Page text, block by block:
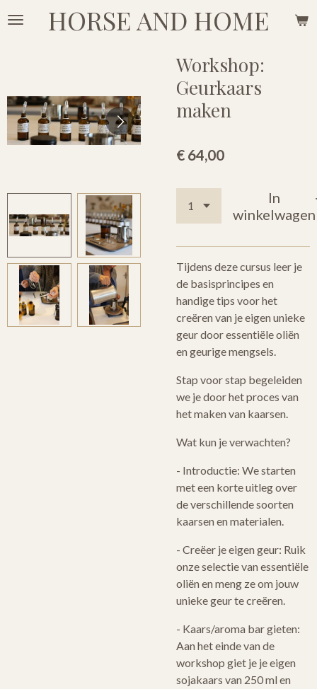
Ga
HORSE AND HOME
Workshop:
Geurkaars
maken
€ 64,00
In
winkelwagen
Tijdens deze cursus leer je
de basisprincipes en
handige tips voor het
creëren van je eigen unieke
geur door essentiële oliën
en geurige mengsels.
Stap voor stap begeleiden
we je door het proces van
het maken van kaarsen.
Wat kun je verwachten?
- Introductie: We starten
met een korte uitleg over
de verschillende soorten
kaarsen en materialen.
- Creëer je eigen geur: Ruik
onze selectie van essentiële
oliën en meng ze om jouw
unieke geur te creëren.
- Kaars/aroma bar gieten:
Aan het einde van de
workshop giet je je eigen
sojakaars van 250 ml en